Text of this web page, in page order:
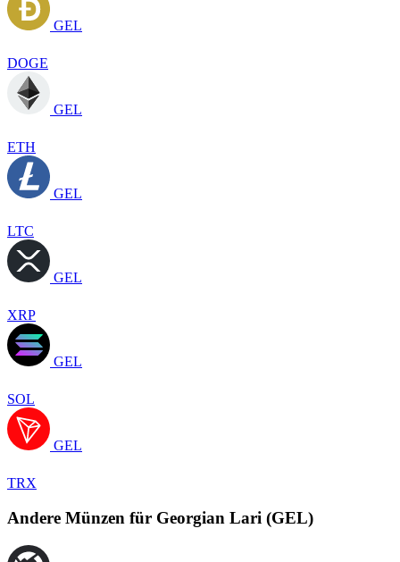
GEL
DOGE
GEL
ETH
GEL
LTC
GEL
XRP
GEL
SOL
GEL
TRX
Andere Münzen für Georgian Lari (GEL)